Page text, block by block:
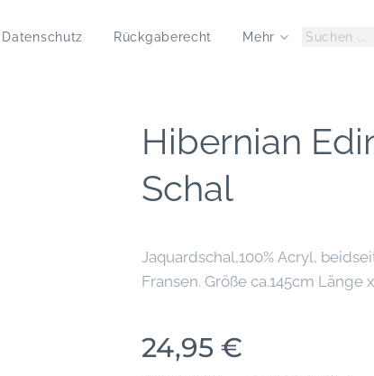
Datenschutz Rückgaberecht Mehr
Hibernian
Schal
Jaquardschal,100% Acryl,
Fransen. Größe ca.145cm Länge
24,95 €